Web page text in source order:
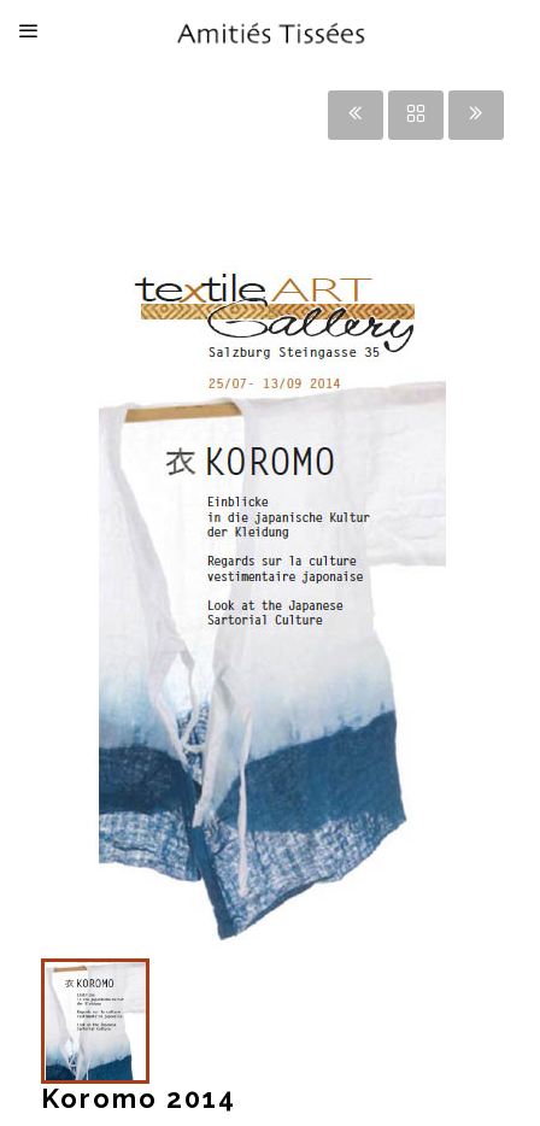
Koromo 2014